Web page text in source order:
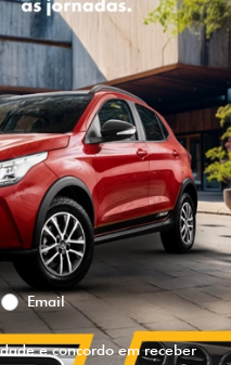
Email
e concordo em receber